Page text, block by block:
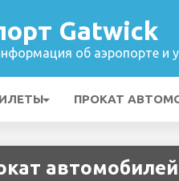
Gatwick
об аэропорте и
ПРОКАТ